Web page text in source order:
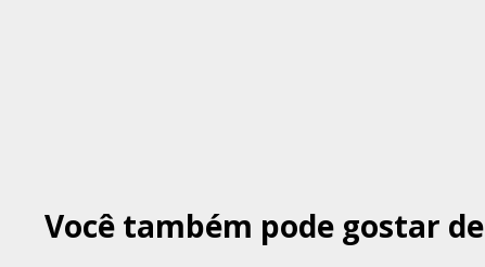
Você também pode gostar de